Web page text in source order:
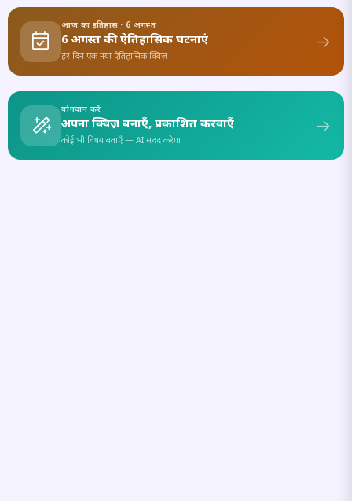
आज का इतिहास · 6 अगस्त
6 अगस्त की ऐतिहासिक घटनाएं
हर दिन एक नया ऐतिहासिक क्विज़
योगदान करें
अपना क्विज़ बनाएँ, प्रकाशित करवाएँ
कोई भी विषय बताएँ — AI मदद करेगा